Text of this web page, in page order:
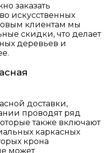
заказать
искусственных
клиентам мы
скидки, что делает
деревьев и
доставки,
проводят ряд
также включают
каркасных
крона
может